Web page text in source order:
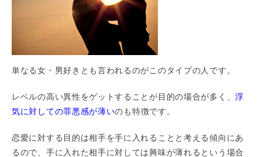
単なる女・男好きとも言われるのがこのタイプの人です。
レベルの高い異性をゲットすることが目的の場合が多く、浮
気に対しての罪悪感が薄いのも特徴です。
恋愛に対する目的は相手を手に入れることと考える傾向にあ
るので、手に入れた相手に対しては興味が薄れるという場合